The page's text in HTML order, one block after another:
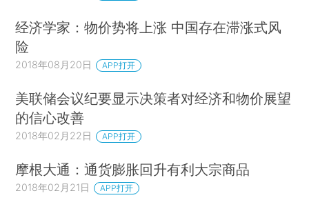
经济学家：物价势将上涨 中国存在滞涨式风
险
2018年08月20日 APP打开
美联储会议纪要显示决策者对经济和物价展望
的信心改善
2018年02月22日 APP打开
摩根大通：通货膨胀回升有利大宗商品
2018年02月21日 APP打开